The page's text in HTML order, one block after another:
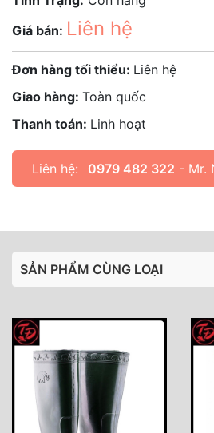
Giá bán: Liên hệ
Đơn hàng tối thiểu: Liên hệ
Giao hàng: Toàn quốc
Thanh toán: Linh hoạt
Liên hệ: 0979 482 322 - Mr.
SẢN PHẨM CÙNG LOẠI